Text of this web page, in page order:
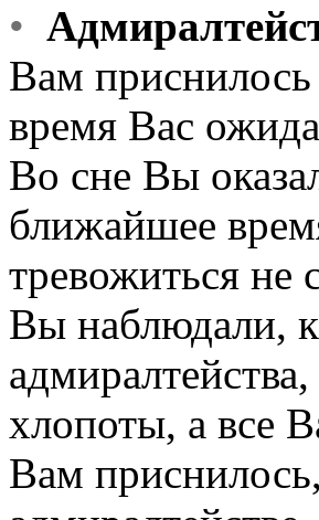
•
Вам приснилось
время Вас
Во сне Вы
ближайшее
тревожиться не
Вы наблюдали,
хлопоты, а все
Вам